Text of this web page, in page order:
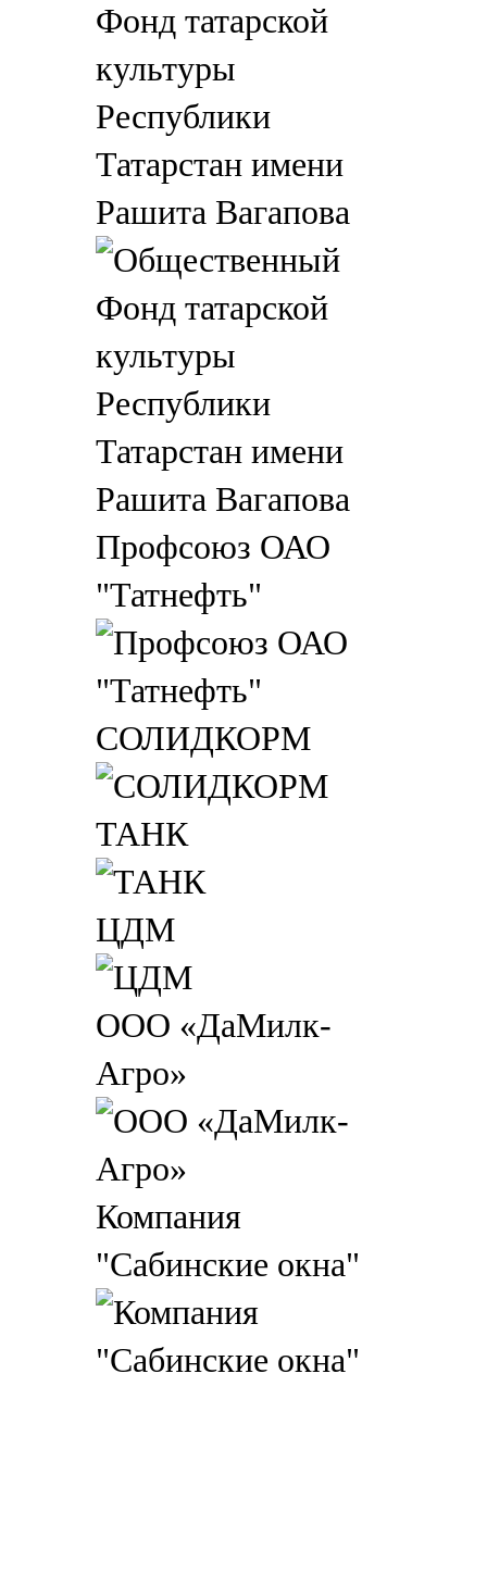
Фонд татарской
культуры
Республики
Татарстан имени
Рашита Вагапова
Профсоюз ОАО
"Татнефть"
СОЛИДКОРМ
ТАНК
ЦДМ
ООО «ДаМилк-
Агро»
Компания
"Сабинские окна"